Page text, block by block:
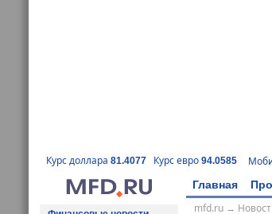
Курс доллара 81.4077 Курс евро 94.0585
Главная
mfd.ru→